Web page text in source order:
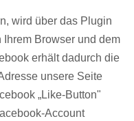
wird über das Plugin
Browser und dem
erhält dadurch die
unsere Seite
„Like-Button"
Account